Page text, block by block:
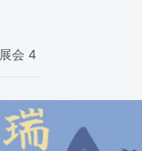
展会 4